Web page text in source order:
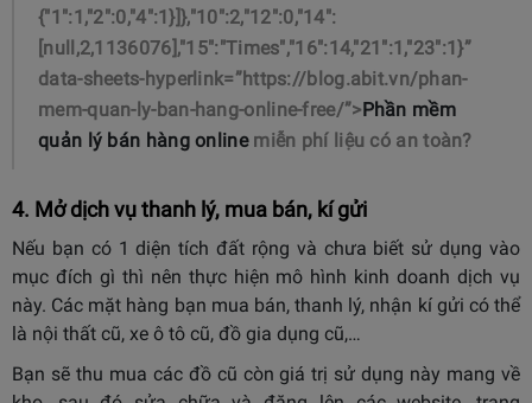
{"1":1,"2":0,"4":1}]},"10":2,"12":0,"14":
[null,2,1136076],"15":"Times","16":14,"21":1,"23":1}”
data-sheets-hyperlink=”https://blog.abit.vn/phan-
mem-quan-ly-ban-hang-online-free/”> Phần mềm
quản lý bán hàng onlinemiễn phí liệu có an toàn?
4. Mở dịch vụ thanh lý, mua bán, kí gửi
Nếu bạn có 1 diện tích đất rộng và chưa biết sử dụng vào
mục đích gì thì nên thực hiện mô hình kinh doanh dịch vụ
này. Các mặt hàng bạn mua bán, thanh lý, nhận kí gửi có thể
là nội thất cũ, xe ô tô cũ, đồ gia dụng cũ,…
Bạn sẽ thu mua các đồ cũ còn giá trị sử dụng này mang về